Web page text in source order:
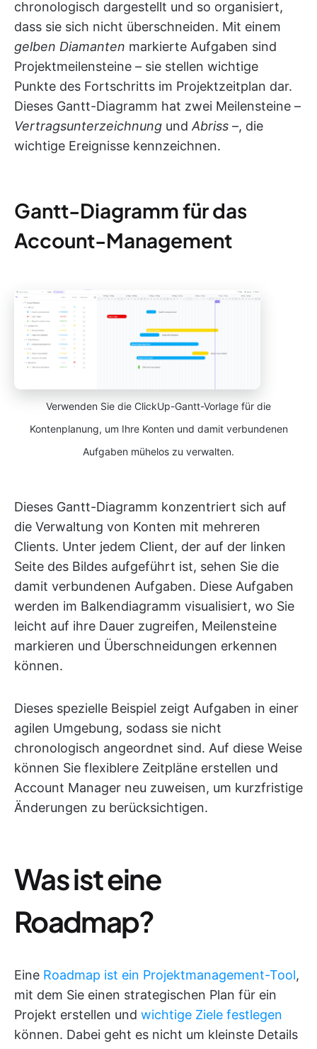
chronologisch dargestellt und so organisiert,
dass sie sich nicht überschneiden. Mit einem
gelben Diamanten markierte Aufgaben sind
Projektmeilensteine – sie stellen wichtige
Punkte des Fortschritts im Projektzeitplan dar.
Dieses Gantt-Diagramm hat zwei Meilensteine –
Vertragsunterzeichnung undAbriss –, die
wichtige Ereignisse kennzeichnen.
Gantt-Diagramm für das
Account-Management
Verwenden Sie die ClickUp-Gantt-Vorlage für die
Kontenplanung, um Ihre Konten und damit verbundenen
Aufgaben mühelos zu verwalten.
Dieses Gantt-Diagramm konzentriert sich auf
die Verwaltung von Konten mit mehreren
Clients. Unter jedem Client, der auf der linken
Seite des Bildes aufgeführt ist, sehen Sie die
damit verbundenen Aufgaben. Diese Aufgaben
werden im Balkendiagramm visualisiert, wo Sie
leicht auf ihre Dauer zugreifen, Meilensteine
markieren und Überschneidungen erkennen
können.
Dieses spezielle Beispiel zeigt Aufgaben in einer
agilen Umgebung, sodass sie nicht
chronologisch angeordnet sind. Auf diese Weise
können Sie flexiblere Zeitpläne erstellen und
Account Manager neu zuweisen, um kurzfristige
Änderungen zu berücksichtigen.
Was ist eine
Roadmap?
Eine Roadmap ist ein Projektmanagement-Tool,
mit dem Sie einen strategischen Plan für ein
Projekt erstellen und wichtige Ziele festlegen
können. Dabei geht es nicht um kleinste Details